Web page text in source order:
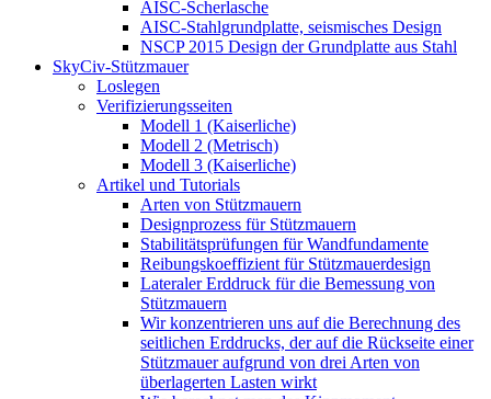
AISC-Scherlasche
AISC-Stahlgrundplatte, seismisches Design
NSCP 2015 Design der Grundplatte aus Stahl
SkyCiv-Stützmauer
Loslegen
Verifizierungsseiten
Modell 1 (Kaiserliche)
Modell 2 (Metrisch)
Modell 3 (Kaiserliche)
Artikel und Tutorials
Arten von Stützmauern
Designprozess für Stützmauern
Stabilitätsprüfungen für Wandfundamente
Reibungskoeffizient für Stützmauerdesign
Lateraler Erddruck für die Bemessung von
Stützmauern
Wir konzentrieren uns auf die Berechnung des
seitlichen Erddrucks, der auf die Rückseite einer
Stützmauer aufgrund von drei Arten von
überlagerten Lasten wirkt